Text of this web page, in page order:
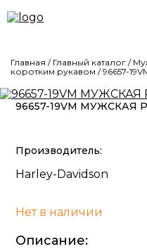
Главная / Главный каталог /
коротким рукавом /96657-
96657-19VM МУЖСКАЯ
Производитель:
Harley-Davidson
Нет в наличии
Описание: